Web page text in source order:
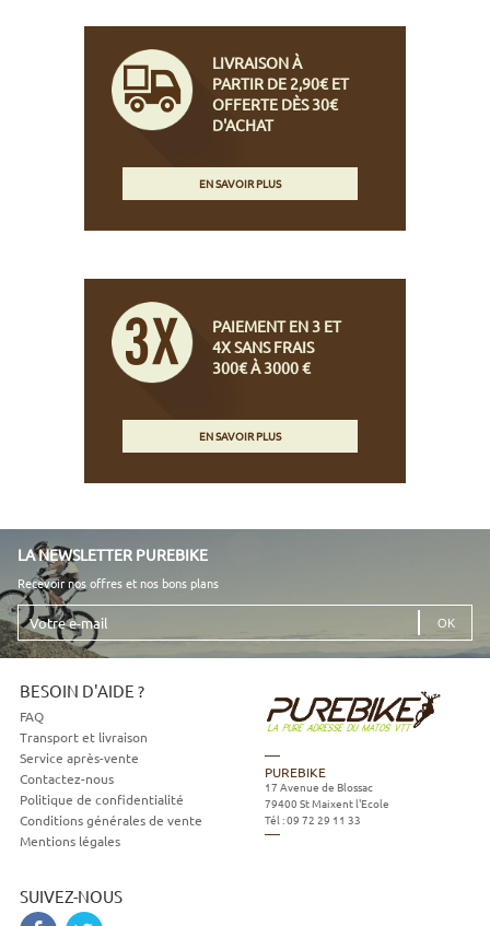
LIVRAISON À
PARTIR DE 2,90€ ET
OFFERTE DÈS 30€
D'ACHAT
EN SAVOIR PLUS
PAIEMENT EN 3 ET
4X SANS FRAIS
300€ À 3000 €
EN SAVOIR PLUS
LA NEWSLETTER PUREBIKE
Recevoir nos offres et nos bons plans
Votre
e-
mail
BESOIN D'AIDE ?
FAQ
Transport et livraison
Service après-vente
Contactez-nous
Politique de confidentialité
Conditions générales de vente
Mentions légales
SUIVEZ-NOUS
PUREBIKE
17 Avenue de Blossac
79400 St Maixent l'Ecole
Tél :09 72 29 11 33